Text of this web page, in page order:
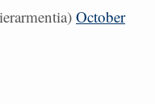
October